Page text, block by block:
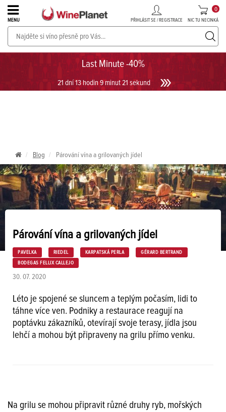
Last Minute -40%
21 dní 13 hodin 9 minut 20 sekund
MENU PŘIHLÁSIT SE / REGISTRACE NIC TU NECINKÁ
0
PROSECCO v akci až do -30%!UKÁZAT PROSECCO
Blog Párování vína a grilovaných jídel
Párování vína a grilovaných jídel
PAVELKA RIEDEL KARPATSKÁ PERLA GÉRARD BERTRAND
BODEGAS FELLIX CALLEJO
30. 07. 2020
Léto je spojené se sluncem a teplým počasím, lidi to
táhne více ven. Podniky a restaurace reagují na
poptávku zákazníků, otevírají svoje terasy, jídla jsou
lehčí a mohou být připraveny na grilu přímo venku.
Na grilu se mohou připravit různé druhy ryb, mořských